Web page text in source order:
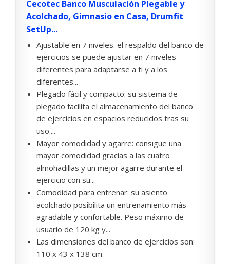
Cecotec Banco Musculación Plegable y
Acolchado, Gimnasio en Casa, Drumfit
SetUp...
Ajustable en 7 niveles: el respaldo del banco de
ejercicios se puede ajustar en 7 niveles
diferentes para adaptarse a ti y a los
diferentes...
Plegado fácil y compacto: su sistema de
plegado facilita el almacenamiento del banco
de ejercicios en espacios reducidos tras su
uso....
Mayor comodidad y agarre: consigue una
mayor comodidad gracias a las cuatro
almohadillas y un mejor agarre durante el
ejercicio con su...
Comodidad para entrenar: su asiento
acolchado posibilita un entrenamiento más
agradable y confortable. Peso máximo de
usuario de 120 kg y...
Las dimensiones del banco de ejercicios son:
110 x 43 x 138 cm.